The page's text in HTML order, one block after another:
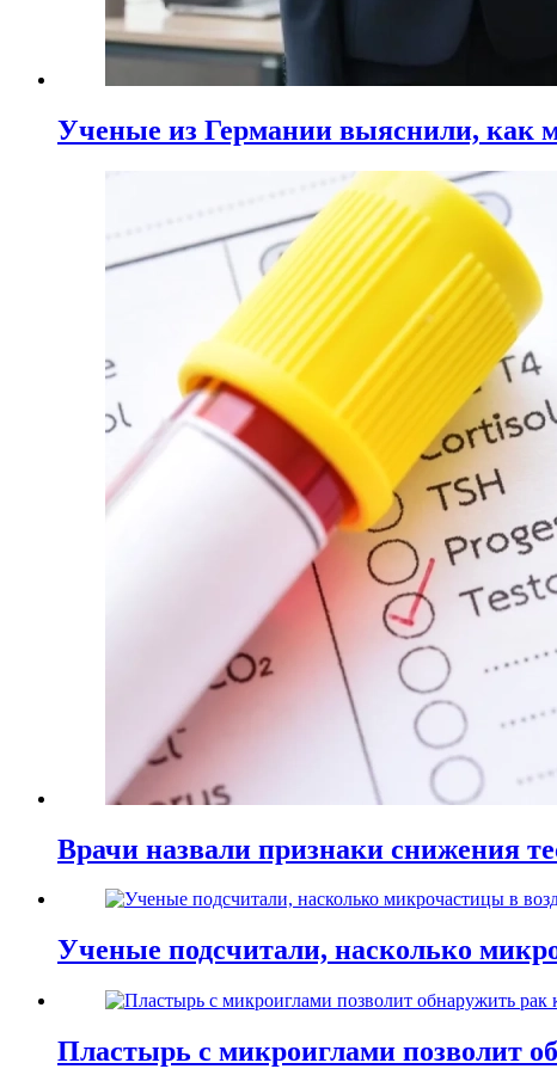
Ученые из Германии выяснили, как
Врачи назвали признаки снижения
Ученые подсчитали, насколько
Пластырь с микроиглами позволит